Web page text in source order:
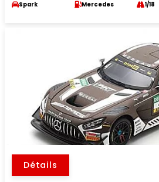
Spark Mercedes 1/18
Détails